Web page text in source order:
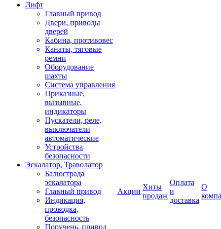
Лифт
Главный привод
Двери, приводы
дверей
Кабина, противовес
Канаты, тяговые
ремни
Оборудование
шахты
Система управления
Приказные,
вызывные,
индикаторы
Пускатели, реле,
выключатели
автоматические
Устройства
безопасности
Эскалатор, Траволатор
Балюстрада
эскалатора
Главный привод
Индикация,
проводка,
безопасность
Поручень, привод
Акции
Хиты
продаж
Оплата
и
доставка
О